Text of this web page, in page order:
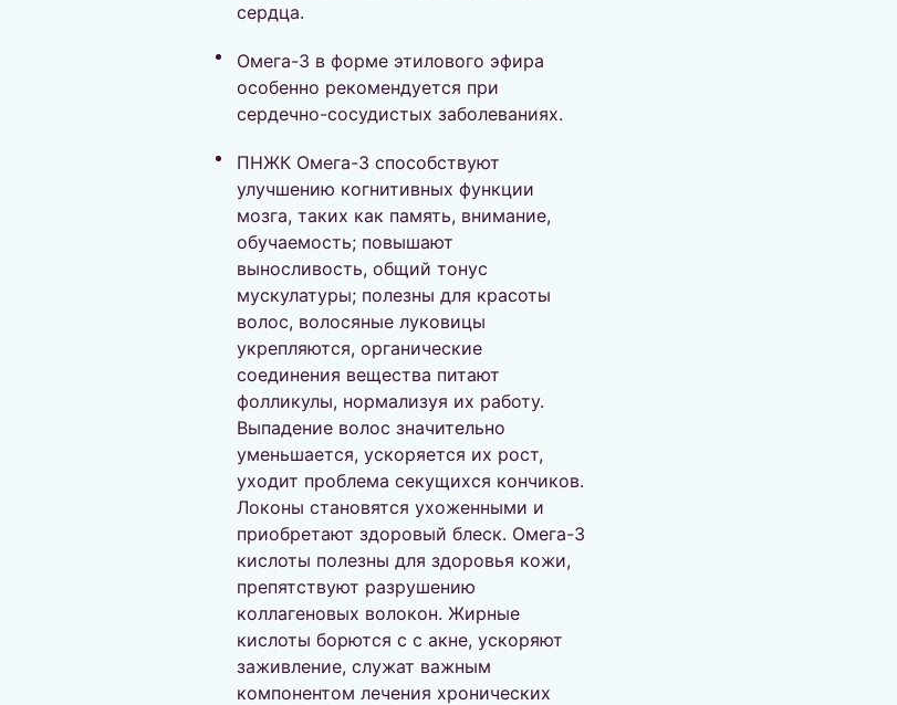
сердца.
Омега-3 в форме этилового эфира
особенно рекомендуется при
сердечно-сосудистых заболеваниях.
ПНЖК Омега-3 способствуют
улучшению когнитивных функции
мозга, таких как память, внимание,
обучаемость; повышают
выносливость, общий тонус
мускулатуры; полезны для красоты
волос, волосяные луковицы
укрепляются, органические
соединения вещества питают
фолликулы, нормализуя их работу.
Выпадение волос значительно
уменьшается, ускоряется их рост,
уходит проблема секущихся кончиков.
Локоны становятся ухоженными и
приобретают здоровый блеск. Омега-3
кислоты полезны для здоровья кожи,
препятствуют разрушению
коллагеновых волокон. Жирные
кислоты борются с с акне, ускоряют
заживление, служат важным
компонентом лечения хронических